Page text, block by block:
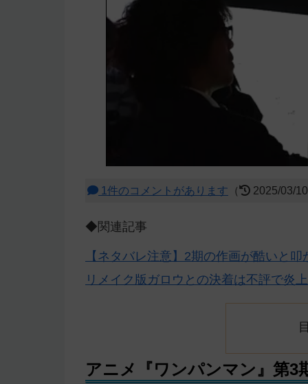
1件のコメントがあります （ 2025/03/
◆関連記事
【ネタバレ注意】2期の作画が酷いと
リメイク版ガロウとの決着は不評で炎
アニメ『ワンパンマン』第3